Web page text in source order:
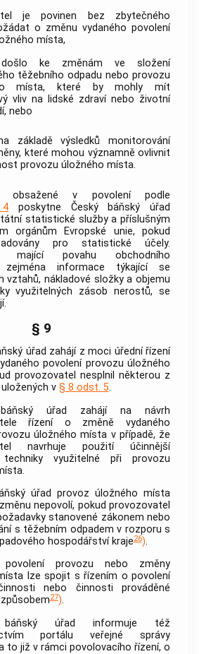
je povinen bez zbytečného
o změnu vydaného povolení
místa,
ke změnám ve složení
těžebního odpadu nebo provozu
místa, které by mohly mít
vliv na lidské zdraví nebo životní
nebo
základě výsledků monitorování
které mohou významně ovlivnit
provozu úložného místa.
obsažené v povolení podle
poskytne Český báňský úřad
statistické služby a příslušným
orgánům Evropské unie, pokud
pro statistické účely.
mající povahu obchodního
zejména informace týkající se
vztahů, nákladové složky a objemu
využitelných zásob nerostů, se
§ 9
úřad zahájí z moci úřední řízení
povolení provozu úložného
provozovatel nesplnil některou z
v § 8 odst. 5.
báňský úřad zahájí na návrh
řízení o změně vydaného
úložného místa v případě, že
navrhuje použití účinnější
techniky využitelné při provozu
.
úřad provoz úložného místa
nepovolí, pokud provozovatel
stanovené zákonem nebo
s těžebním odpadem v rozporu s
hospodářství kraje26).
provozu nebo změny
lze spojit s řízením o povolení
nebo činnosti prováděné
27).
báňský úřad informuje též
portálu veřejné správy
to již v rámci povolovacího řízení, o